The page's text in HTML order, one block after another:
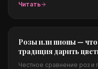
яхты, свадьбы, какие
Читать
Розы или пионы —
традиция дарить
Честное сравнение роз и